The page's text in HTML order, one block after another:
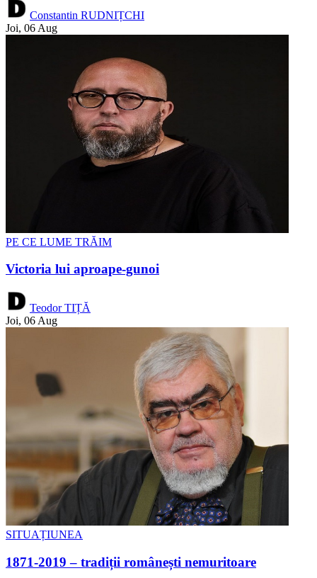
Constantin RUDNIȚCHI
Joi, 06 Aug
PE CE LUME TRĂIM
Victoria lui aproape-gunoi
Teodor TIȚĂ
Joi, 06 Aug
SITUAȚIUNEA
1871-2019 – tradiții românești nemuritoare